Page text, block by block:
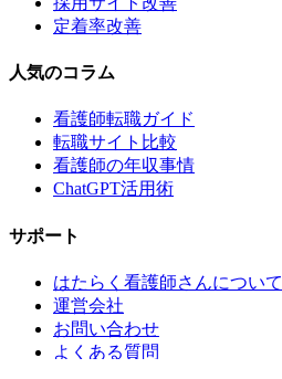
定着率改善
人気のコラム
看護師転職ガイド
転職サイト比較
看護師の年収事情
ChatGPT活用術
サポート
はたらく看護師さんについて
運営会社
お問い合わせ
よくある質問